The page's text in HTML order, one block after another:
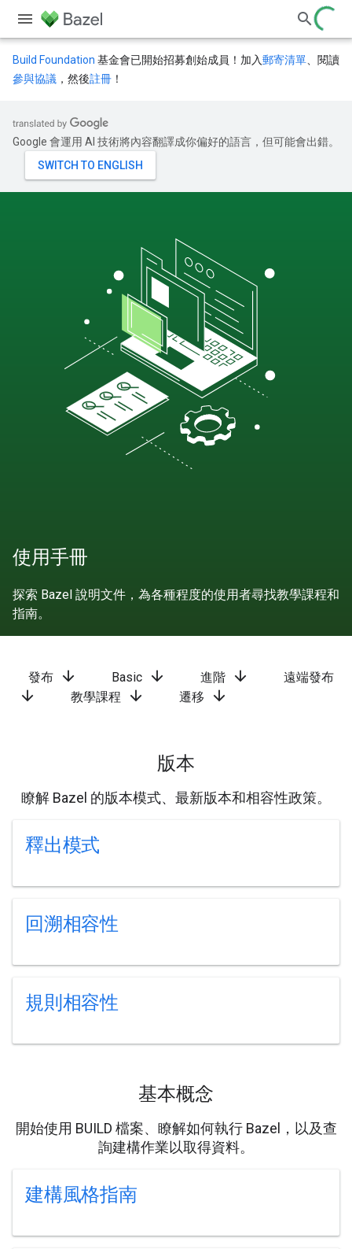
Build Foundation 基金會已開始招募創始成員！加入郵寄清單 、閱讀
參與協議 ，然後註冊 ！
Google 會運用 AI 技術將內容翻譯成你偏好的語言，但可能會出錯。
使用手冊
探索 Bazel 說明文件，為各種程度的使用者尋找教學課程和
指南。
發布 arrow_downward Basic arrow_downward 進階 arrow_downward 遠端發布
arrow_downward 教學課程 arrow_downward 遷移 arrow_downward
版本
瞭解 Bazel 的版本模式、最新版本和相容性政策。
釋出模式
回溯相容性
規則相容性
基本概念
開始使用 BUILD 檔案、瞭解如何執行 Bazel，以及查
詢建構作業以取得資料。
建構風格指南